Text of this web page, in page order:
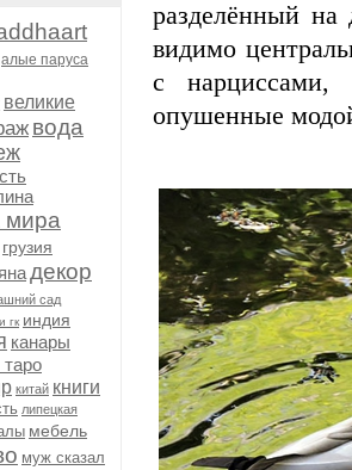
алые паруса
великие
вода
мира
грузия
декор
сад
гк индия
канары
таро
китай книги
липецкая
мебель
муж сказал
разделённый
видимо
с нарциссами,
опушенные